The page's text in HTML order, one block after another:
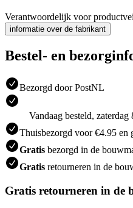
Verantwoordelijk voor
informatie over de fabrikant
Bestel- en
Bezorgd door PostNL
Vandaag besteld, zaterdag
Thuisbezorgd voor €4.95 en
Gratis bezorgd in de
Gratis retourneren in de
Gratis retourneren in de